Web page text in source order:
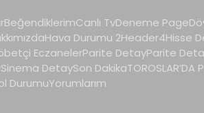
BeğendiklerimCanlı TvDeneme Page
Hava Durumu 2Header4Hisse
EczanelerParite DetayParite
Sinema DetaySon DakikaTOROSLAR’DA
DurumuYorumlarım